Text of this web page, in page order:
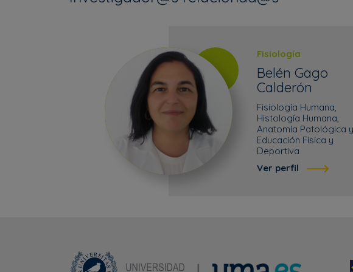
Fisiología
Belén Gago
Calderón
Fisiología Humana,
Histología Humana,
Anatomía Patológica y
Educación Física y
Deportiva
Ver perfil